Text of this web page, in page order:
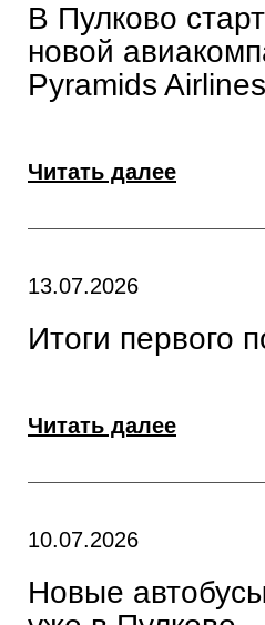
В Пулково
новой
Pyramids Airlines
Читать далее
13.07.2026
Итоги первого
Читать далее
10.07.2026
Новые